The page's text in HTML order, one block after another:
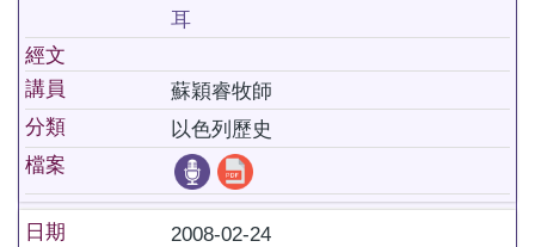
耳
經文
講員
蘇穎睿牧師
分類
以色列歷史
檔案
日期
2008-02-24